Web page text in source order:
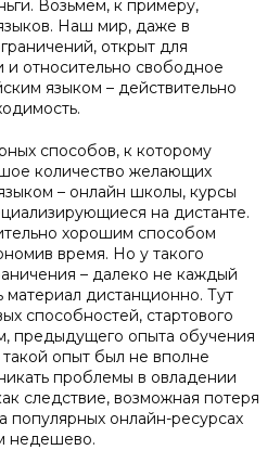
Возьмем, к примеру,
Наш мир, даже в
открыт для
относительно свободное
языком – действительно
способов, к которому
количество желающих
– онлайн школы, курсы
на дистанте.
хорошим способом
время. Но у такого
– далеко не каждый
дистанционно. Тут
способностей, стартового
предыдущего опыта обучения
опыт был не вполне
проблемы в овладении
следствие, возможная потеря
популярных онлайн-ресурсах
недешево.